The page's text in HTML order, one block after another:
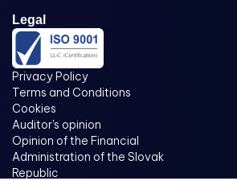
Legal
Privacy Policy
Terms and Conditions
Cookies
Auditor's opinion
Opinion of the Financial
Administration of the Slovak
Republic